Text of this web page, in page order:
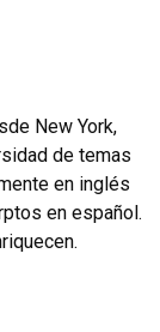
New York,
de temas
en inglés
en español.